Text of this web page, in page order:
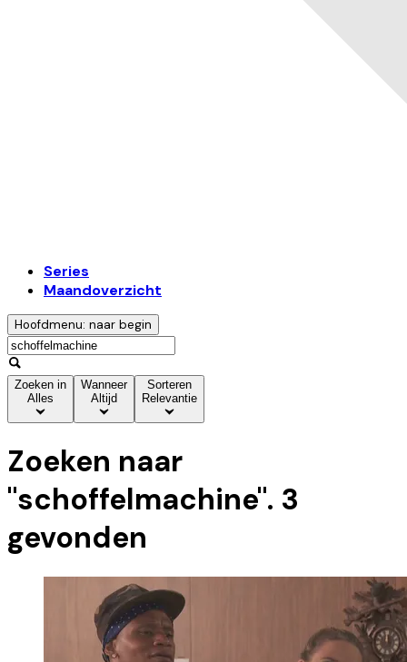
Series
Maandoverzicht
Hoofdmenu: naar begin
Zoeken in
Alles
Wanneer
Altijd
Sorteren
Relevantie
Zoeken naar
"schoffelmachine". 3
gevonden